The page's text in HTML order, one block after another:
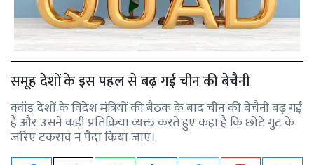
समूह देशों के इस पहल से बढ़ गई चीन की बेचैनी
क्वॉड देशों के विदेश मंत्रियों की बैठक के बाद चीन की बेचैनी बढ़ गई
है और उसने कड़ी प्रतिक्रिया व्यक्त करते हुए कहा है कि छोटे गुट के
जरिए टकराव न पैदा किया जाए।